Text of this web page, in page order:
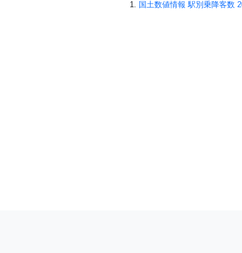
国土数値情報 駅別乗降客数